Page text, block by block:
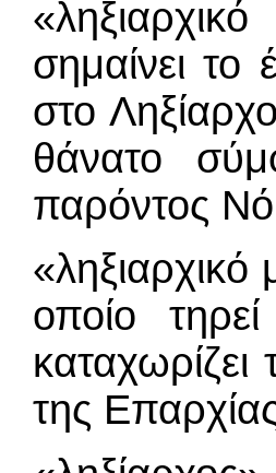
σημαίνει το
στο
θάνατο
παρόντος
οποίο
καταχωρίζει
της